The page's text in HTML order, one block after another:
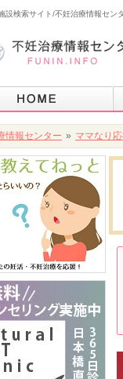
設検索サイト/不妊治療情報セン
情報センター » ママなり